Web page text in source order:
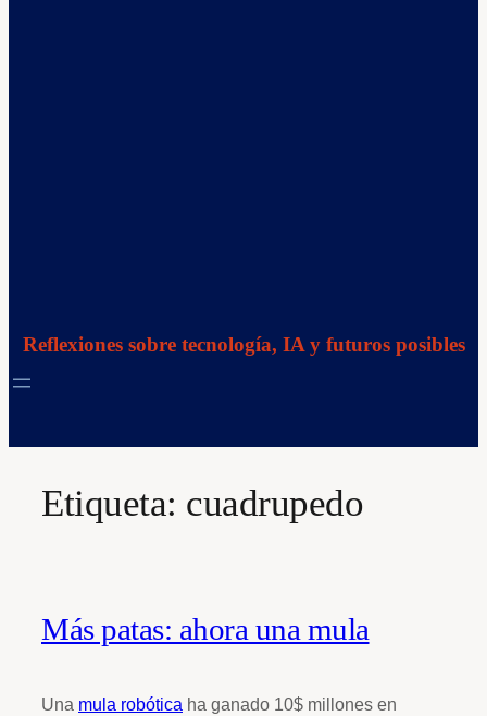
Reflexiones sobre tecnología, IA y futuros posibles
Etiqueta: cuadrupedo
Más patas: ahora una mula
Una mula robótica ha ganado 10$ millones en